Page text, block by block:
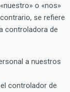
o «nos»
se refiere
controladora de
a nuestros
controlador de